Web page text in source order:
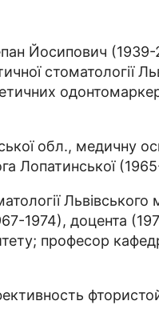
Йосипович (1939-
стоматології
обл., медичну
Лопатинської
1974), доцента
професор